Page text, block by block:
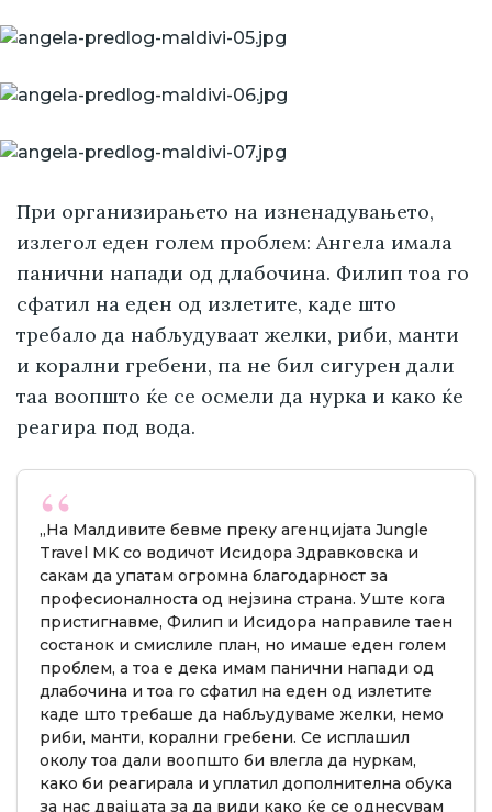
При организирањето на изненадувањето,
излегол еден голем проблем: Ангела имала
панични напади од длабочина. Филип тоа го
сфатил на еден од излетите, каде што
требало да набљудуваат желки, риби, манти
и корални гребени, па не бил сигурен дали
таа воопшто ќе се осмели да нурка и како ќе
реагира под вода.
„На Малдивите бевме преку агенцијата Jungle
Travel MK со водичот Исидора Здравковска и
сакам да упатам огромна благодарност за
професионалноста од нејзина страна. Уште кога
пристигнавме, Филип и Исидора направиле таен
состанок и смислиле план, но имаше еден голем
проблем, а тоа е дека имам панични напади од
длабочина и тоа го сфатил на еден од излетите
каде што требаше да набљудуваме желки, немо
риби, манти, корални гребени. Се исплашил
околу тоа дали воопшто би влегла да нуркам,
како би реагирала и уплатил дополнителна обука
за нас двајцата за да види како ќе се однесувам